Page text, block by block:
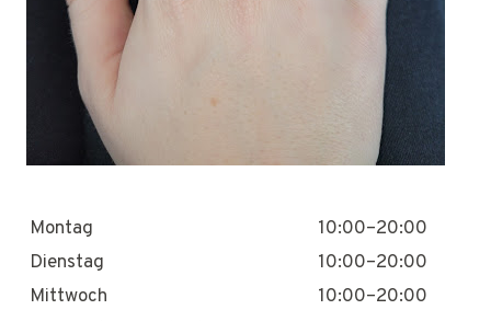
Montag
10:00–20:00
Dienstag
10:00–20:00
Mittwoch
10:00–20:00